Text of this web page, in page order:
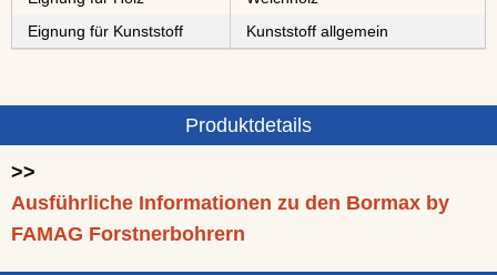
Eignung für Kunststoff
Kunststoff allgemein
Produktdetails
>>
Ausführliche Informationen zu den Bormax by
FAMAG Forstnerbohrern